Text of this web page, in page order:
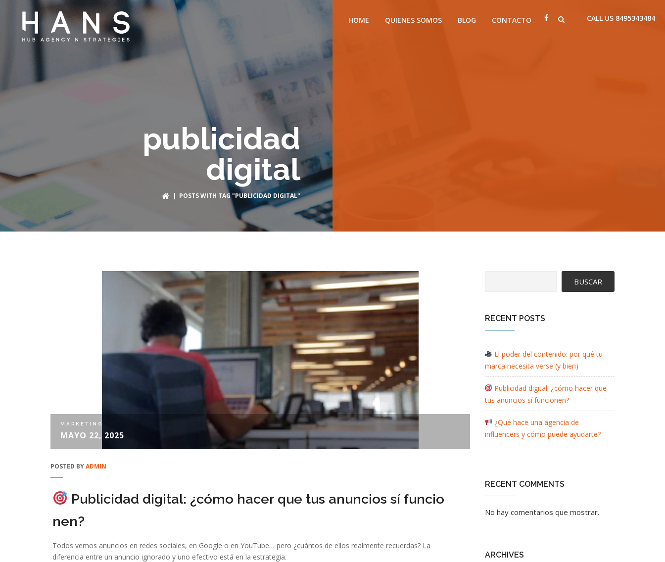
CALL US 8495343484
HOME QUIENES SOMOS BLOG CONTACTO
publicidad
digital
| POSTS WITH TAG "PUBLICIDAD DIGITAL"
MARKETING
MAYO 22, 2025
POSTED BYADMIN
Publicidad digital: ¿cómo hacer que tus anuncios sí funcio
nen?
Todos vemos anuncios en redes sociales, en Google o en YouTube… pero ¿cuántos de ellos realmente recuerdas? La
diferencia entre un anuncio ignorado y uno efectivo está en la estrategia.
BUSCAR
RECENT POSTS
El poder del contenido: por qué tu
marca necesita verse (y bien)
Publicidad digital: ¿cómo hacer que
tus anuncios sí funcionen?
¿Qué hace una agencia de
influencers y cómo puede ayudarte?
RECENT COMMENTS
No hay comentarios que mostrar.
ARCHIVES